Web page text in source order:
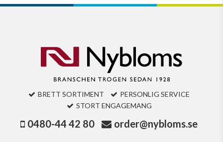
BRETT SORTIMENT
PERSONLIG SERVICE
STORT ENGAGEMANG
0480-44 42 80 order@nybloms.se